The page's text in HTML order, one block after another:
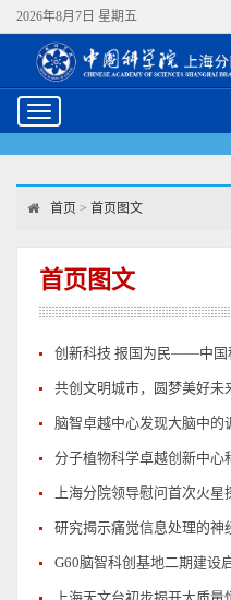
2026年8月7日 星期五
Toggle
navigation
首页 > 首页图文
首页图文
脑智卓越中心发现大脑中的
上海分院领导慰问首次火星
研究揭示痛觉信息处理的神